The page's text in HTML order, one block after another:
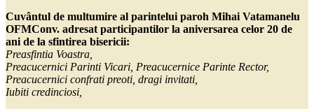
Cuvântul de multumire al parintelui paroh Mihai Vatamanelu
OFMConv. adresat participantilor la aniversarea celor 20 de
ani de la sfintirea bisericii:
Preasfintia Voastra,
Preacucernici Parinti Vicari, Preacucernice Parinte Rector,
Preacucernici confrati preoti, dragi invitati,
Iubiti credinciosi,